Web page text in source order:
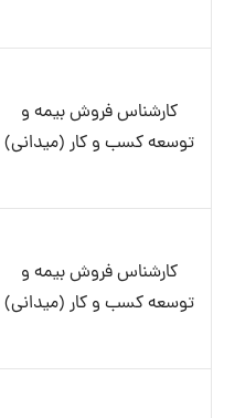
کارشناس فروش بیمه و
توسعه کسب و کار (میدانی)
کارشناس فروش بیمه و
توسعه کسب و کار (میدانی)